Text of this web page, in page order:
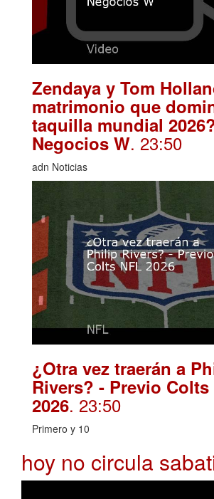
Zendaya y Tom
matrimonio que
taquilla mundial
Negocios W. 23:50
adn Noticias
¿Otra vez traerán a
Rivers? - Previo Colts
2026. 23:50
Primero y 10
hoy no circula